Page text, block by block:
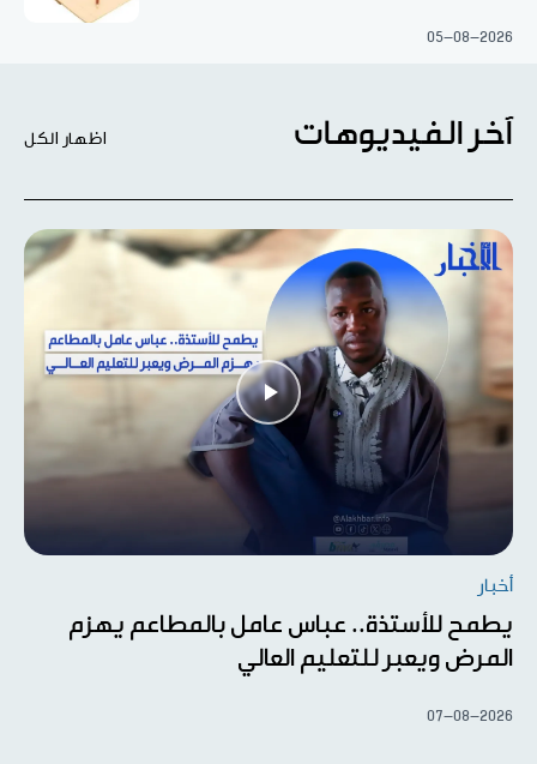
05-08-2026
آخر الفيديوهات اظهار الكل
أخبار
يطمح للأستذة.. عباس عامل بالمطاعم يهزم
المرض ويعبر للتعليم العالي
07-08-2026